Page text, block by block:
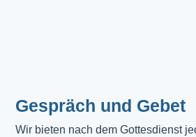
Gespräch und Gebet
Wir bieten nach dem Gottesdienst